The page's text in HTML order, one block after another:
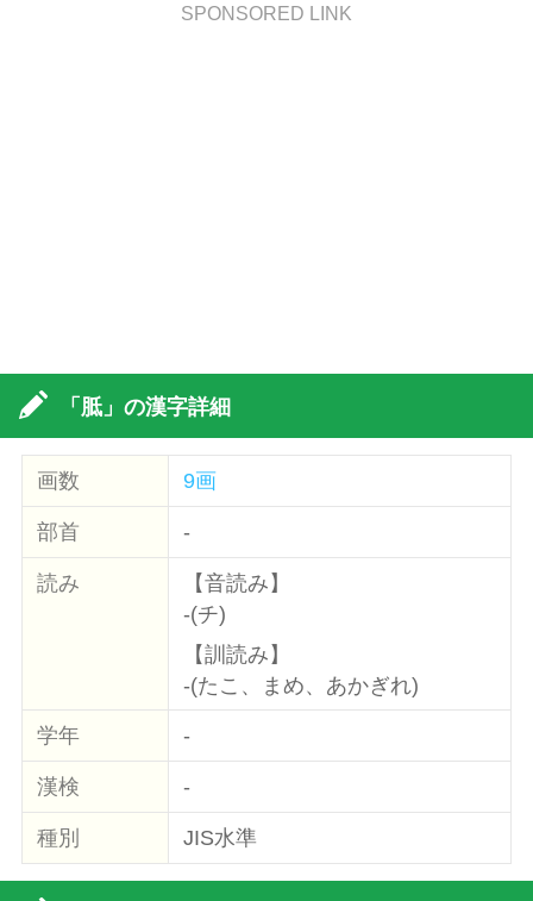
SPONSORED LINK
「胝」の漢字詳細
画数 9画
部首 -
読み
【音読み】
-(チ)
【訓読み】
-(たこ、まめ、あかぎれ)
学年 -
漢検 -
種別 JIS水準